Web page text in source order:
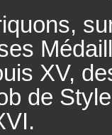
XV,
de